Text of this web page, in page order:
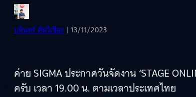
บดินทร์ ตันวิเชียร | 13/11/2023
ค่าย SIGMA ประกาศวันจัดงาน ‘STAGE
ครับ เวลา 19.00 น. ตามเวลาประเทศไทย